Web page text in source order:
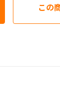
この